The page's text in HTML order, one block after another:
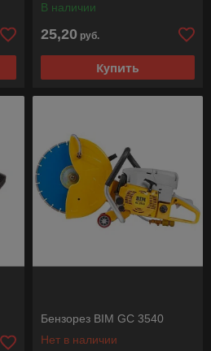
В наличии
25,20 руб.
Купить
Бензорез BIM GC 3540
Нет в наличии